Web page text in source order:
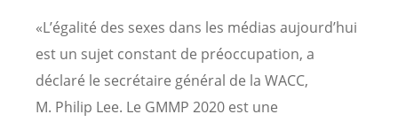
«L’égalité des sexes dans les médias aujourd’hui
est un sujet constant de préoccupation, a
déclaré le secrétaire général de la WACC,
M. Philip Lee. Le GMMP 2020 est une